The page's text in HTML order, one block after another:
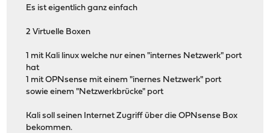
Es ist eigentlich ganz einfach
2 Virtuelle Boxen
1 mit Kali linux welche nur einen "internes Netzwerk" port
hat
1 mit OPNsense mit einem "inernes Netzwerk" port
sowie einem "Netzwerkbrücke" port
Kali soll seinen Internet Zugriff über die OPNsense Box
bekommen.